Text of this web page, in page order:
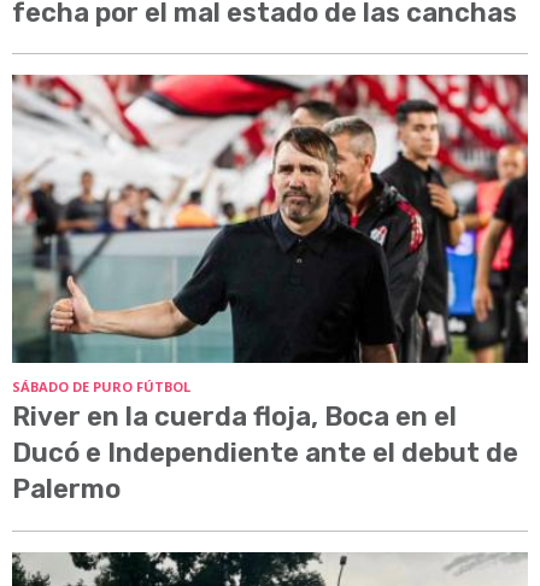
fecha por el mal estado de las canchas
SÁBADO DE PURO FÚTBOL
River en la cuerda floja, Boca en el
Ducó e Independiente ante el debut de
Palermo